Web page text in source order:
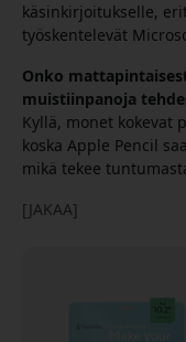
käsinkirjoitukselle,
työskentelevät
Onko
muistiinpanoja
Kyllä, monet kokevat
koska Apple Pencil
mikä tekee
[JAKAA]